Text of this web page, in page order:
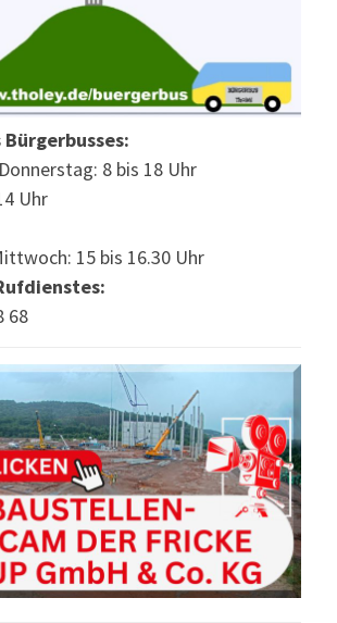
8 bis 18 Uhr
Uhr
15 bis 16.30 Uhr
68